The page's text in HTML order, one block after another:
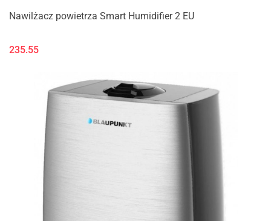
Nawilżacz powietrza Smart Humidifier 2 EU
235.55